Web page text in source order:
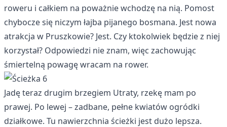
roweru i całkiem na poważnie wchodzę na nią. Pomost
chybocze się niczym łajba pijanego bosmana. Jest nowa
atrakcja w Pruszkowie? Jest. Czy ktokolwiek będzie z niej
korzystał? Odpowiedzi nie znam, więc zachowując
śmiertelną powagę wracam na rower.
Jadę teraz drugim brzegiem Utraty, rzekę mam po
prawej. Po lewej – zadbane, pełne kwiatów ogródki
działkowe. Tu nawierzchnia ścieżki jest dużo lepsza.